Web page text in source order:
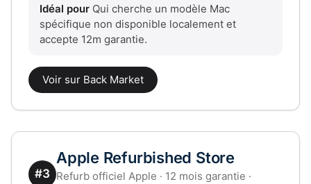
Idéal pour Qui cherche un modèle Mac
spécifique non disponible localement et
accepte 12m garantie.
Voir sur Back Market
#3
Apple Refurbished Store
Refurb officiel Apple · 12 mois garantie ·